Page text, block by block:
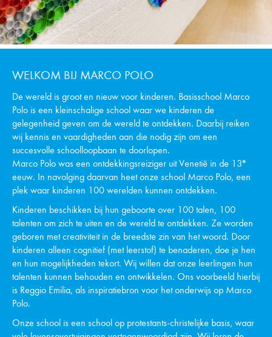
WELKOM BIJ MARCO POLO
De wereld is groot en nieuw voor kinderen. Basisschool Marco
Polo is een kleinschalige school waar we kinderen de
gelegenheid geven om de wereld te ontdekken. Daarbij reiken
wij kennis en vaardigheden aan die nodig zijn om een
succesvolle schoolloopbaan te doorlopen.
Marco Polo was een ontdekkingsreiziger uit Venetië in de 13e
eeuw. In navolging daarvan heet onze school Marco Polo, een
plek waar kinderen 100 werelden kunnen ontdekken.
Kinderen beschikken bij hun geboorte over 100 talen, 100
talenten om zich te uiten en de wereld te ontdekken. Ze worden
geboren met creativiteit in de breedste zin van het woord. Door
kinderen alleen cognitief (met leerstof) te benaderen, doe je hen
en hun mogelijkheden tekort. Wij willen dat onze leerlingen hun
talenten kunnen behouden en ontwikkelen. Ons voorbeeld hierbij
is Reggio Emilia, als inspiratiebron voor het onderwijs op Marco
Polo.
Onze school is een school op protestants-christelijke basis, waar